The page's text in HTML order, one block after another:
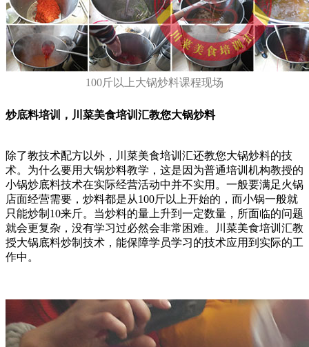
100斤以上大锅炒料课程现场
炒底料培训，川菜美食培训汇教您大锅炒料
除了教技术配方以外，川菜美食培训汇还教您大锅炒料的技
术。为什么要用大锅炒料教学，这是因为普通培训机构教授的
小锅炒底料技术在实际经营活动中并不实用。一般要满足火锅
店面经营需要，炒料都是从100斤以上开始的，而小锅一般就
只能炒制10来斤。当炒料的量上升到一定数量，所面临的问题
就会更复杂，没有学习过必然会非常困难。川菜美食培训汇教
授大锅底料炒制技术，能保障学员学习的技术应用到实际的工
作中。